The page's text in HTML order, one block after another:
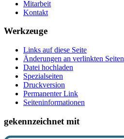
Mitarbeit
Kontakt
Werkzeuge
Links auf diese Seite
Änderungen an verlinkten Seiten
Datei hochladen
Spezialseiten
Druckversion
Permanenter Link
Seiten­­informationen
gekennzeichnet mit